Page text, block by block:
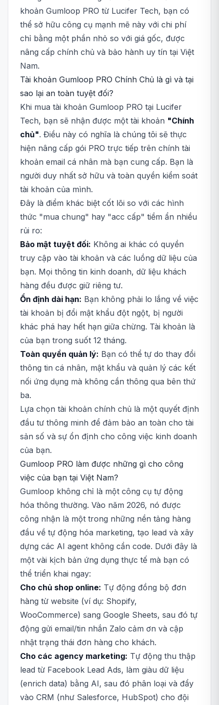
khoản Gumloop PRO từ Lucifer Tech, bạn có
thể sở hữu công cụ mạnh mẽ này với chi phí
chỉ bằng một phần nhỏ so với giá gốc, được
nâng cấp chính chủ và bảo hành uy tín tại Việt
Nam.
Tài khoản Gumloop PRO Chính Chủ là gì và tại
sao lại an toàn tuyệt đối?
Khi mua tài khoản Gumloop PRO tại Lucifer
Tech, bạn sẽ nhận được một tài khoản "Chính
chủ". Điều này có nghĩa là chúng tôi sẽ thực
hiện nâng cấp gói PRO trực tiếp trên chính tài
khoản email cá nhân mà bạn cung cấp. Bạn là
người duy nhất sở hữu và toàn quyền kiểm soát
tài khoản của mình.
Đây là điểm khác biệt cốt lõi so với các hình
thức "mua chung" hay "acc cấp" tiềm ẩn nhiều
rủi ro:
Bảo mật tuyệt đối: Không ai khác có quyền
truy cập vào tài khoản và các luồng dữ liệu của
bạn. Mọi thông tin kinh doanh, dữ liệu khách
hàng đều được giữ riêng tư.
Ổn định dài hạn: Bạn không phải lo lắng về việc
tài khoản bị đổi mật khẩu đột ngột, bị người
khác phá hay hết hạn giữa chừng. Tài khoản là
của bạn trong suốt 12 tháng.
Toàn quyền quản lý: Bạn có thể tự do thay đổi
thông tin cá nhân, mật khẩu và quản lý các kết
nối ứng dụng mà không cần thông qua bên thứ
ba.
Lựa chọn tài khoản chính chủ là một quyết định
đầu tư thông minh để đảm bảo an toàn cho tài
sản số và sự ổn định cho công việc kinh doanh
của bạn.
Gumloop PRO làm được những gì cho công
việc của bạn tại Việt Nam?
Gumloop không chỉ là một công cụ tự động
hóa thông thường. Vào năm 2026, nó được
công nhận là một trong những nền tảng hàng
đầu về tự động hóa marketing, tạo lead và xây
dựng các AI agent không cần code. Dưới đây là
một vài kịch bản ứng dụng thực tế mà bạn có
thể triển khai ngay:
Cho chủ shop online: Tự động đồng bộ đơn
hàng từ website (ví dụ: Shopify,
WooCommerce) sang Google Sheets, sau đó tự
động gửi email/tin nhắn Zalo cảm ơn và cập
nhật trạng thái đơn hàng cho khách.
Cho các agency marketing: Tự động thu thập
lead từ Facebook Lead Ads, làm giàu dữ liệu
(enrich data) bằng AI, sau đó phân loại và đẩy
vào CRM (như Salesforce, HubSpot) cho đội